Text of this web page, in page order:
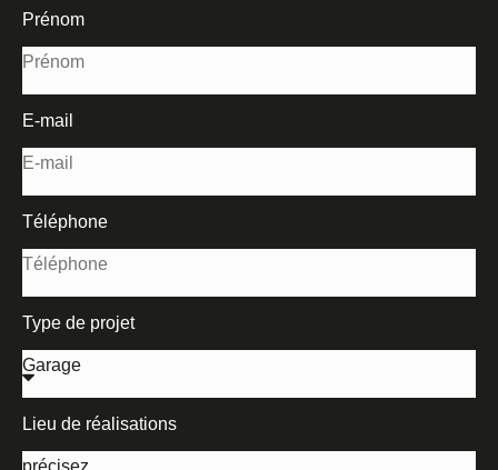
Prénom
E-mail
Téléphone
Type de projet
Lieu de réalisations